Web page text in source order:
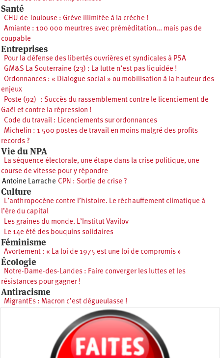
Santé
CHU de Toulouse : Grève illimitée à la crèche !
Amiante : 100 000 meurtres avec préméditation... mais pas de
coupable
Entreprises
Pour la défense des libertés ouvrières et syndicales à PSA
GM&S La Souterraine (23) : La lutte n’est pas liquidée !
Ordonnances : « Dialogue social » ou mobilisation à la hauteur des
enjeux
Poste (92) : Succès du rassemblement contre le licenciement de
Gaël et contre la répression !
Code du travail : Licenciements sur ordonnances
Michelin : 1 500 postes de travail en moins malgré des profits
records ?
Vie du NPA
La séquence électorale, une étape dans la crise politique, une
course de vitesse pour y répondre
Antoine Larrache CPN : Sortie de crise ?
Culture
L’anthropocène contre l’histoire. Le réchauffement climatique à
l’ère du capital
Les graines du monde. L’Institut Vavilov
Le 14e été des bouquins solidaires
Féminisme
Avortement : « La loi de 1975 est une loi de compromis »
Écologie
Notre-Dame-des-Landes : Faire converger les luttes et les
résistances pour gagner !
Antiracisme
MigrantEs : Macron c’est dégueulasse !